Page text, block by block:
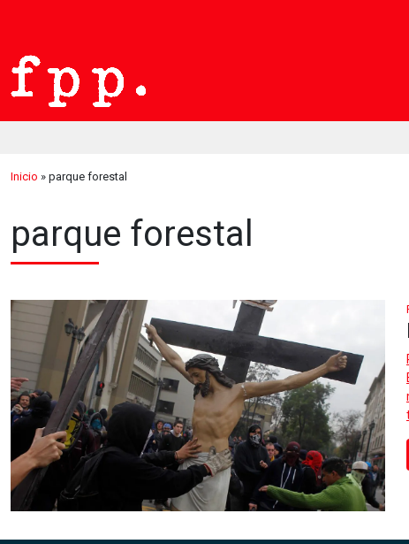
Inicio » parque forestal
parque forestal